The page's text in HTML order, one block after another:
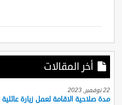
أخر المقالات
22 نوفمبر, 2023
مدة صلاحية الاقامة لعمل زيارة عائلية